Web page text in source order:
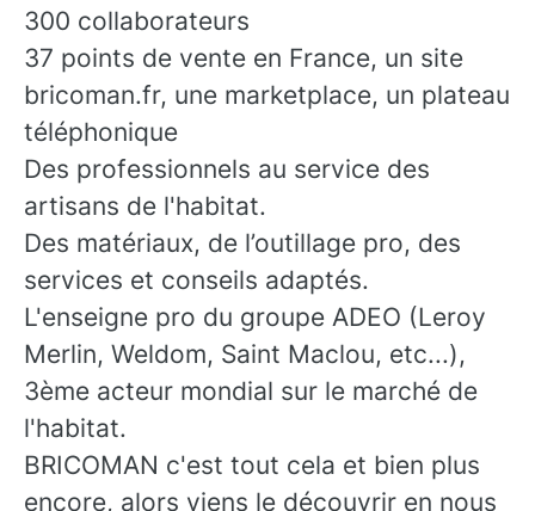
300 collaborateurs
37 points de vente en France, un site
bricoman.fr, une marketplace, un plateau
téléphonique
Des professionnels au service des
artisans de l'habitat.
Des matériaux, de l’outillage pro, des
services et conseils adaptés.
L'enseigne pro du groupe ADEO (Leroy
Merlin, Weldom, Saint Maclou, etc...),
3ème acteur mondial sur le marché de
l'habitat.
BRICOMAN c'est tout cela et bien plus
encore, alors viens le découvrir en nous